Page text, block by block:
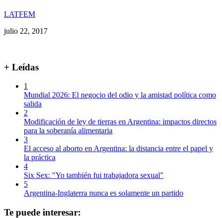
LATFEM
julio 22, 2017
+ Leídas
1
Mundial 2026: El negocio del odio y la amistad política como
salida
2
Modificación de ley de tierras en Argentina: impactos directos
para la soberanía alimentaria
3
El acceso al aborto en Argentina: la distancia entre el papel y
la práctica
4
Six Sex: "Yo también fui trabajadora sexual"
5
Argentina-Inglaterra nunca es solamente un partido
Te puede interesar: